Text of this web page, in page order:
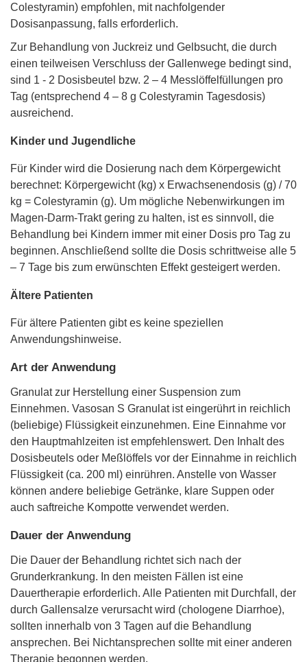
Colestyramin) empfohlen, mit nachfolgender
Dosisanpassung, falls erforderlich.
Zur Behandlung von Juckreiz und Gelbsucht, die durch
einen teilweisen Verschluss der Gallenwege bedingt sind,
sind 1 - 2 Dosisbeutel bzw. 2 – 4 Messlöffelfüllungen pro
Tag (entsprechend 4 – 8 g Colestyramin Tagesdosis)
ausreichend.
Kinder und Jugendliche
Für Kinder wird die Dosierung nach dem Körpergewicht
berechnet: Körpergewicht (kg) x Erwachsenendosis (g) / 70
kg = Colestyramin (g). Um mögliche Nebenwirkungen im
Magen-Darm-Trakt gering zu halten, ist es sinnvoll, die
Behandlung bei Kindern immer mit einer Dosis pro Tag zu
beginnen. Anschließend sollte die Dosis schrittweise alle 5
– 7 Tage bis zum erwünschten Effekt gesteigert werden.
Ältere Patienten
Für ältere Patienten gibt es keine speziellen
Anwendungshinweise.
Art der Anwendung
Granulat zur Herstellung einer Suspension zum
Einnehmen. Vasosan S Granulat ist eingerührt in reichlich
(beliebige) Flüssigkeit einzunehmen. Eine Einnahme vor
den Hauptmahlzeiten ist empfehlenswert. Den Inhalt des
Dosisbeutels oder Meßlöffels vor der Einnahme in reichlich
Flüssigkeit (ca. 200 ml) einrühren. Anstelle von Wasser
können andere beliebige Getränke, klare Suppen oder
auch saftreiche Kompotte verwendet werden.
Dauer der Anwendung
Die Dauer der Behandlung richtet sich nach der
Grunderkrankung. In den meisten Fällen ist eine
Dauertherapie erforderlich. Alle Patienten mit Durchfall, der
durch Gallensalze verursacht wird (chologene Diarrhoe),
sollten innerhalb von 3 Tagen auf die Behandlung
ansprechen. Bei Nichtansprechen sollte mit einer anderen
Therapie begonnen werden.